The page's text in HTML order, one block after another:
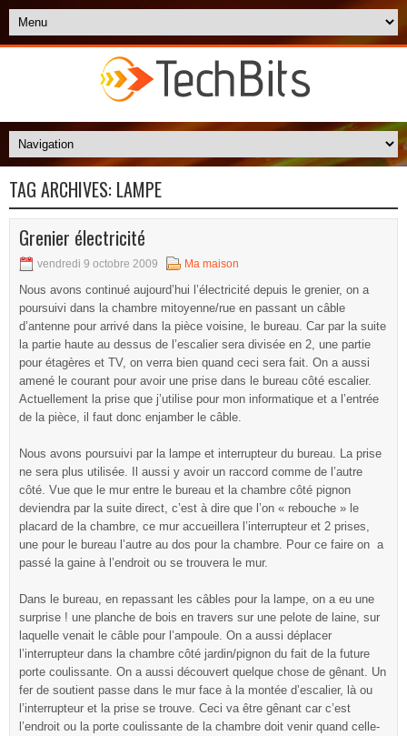
TAG ARCHIVES: LAMPE
Grenier électricité
vendredi 9 octobre 2009 Ma maison
Nous avons continué aujourd’hui l’électricité depuis le grenier, on a
poursuivi dans la chambre mitoyenne/rue en passant un câble
d’antenne pour arrivé dans la pièce voisine, le bureau. Car par la suite
la partie haute au dessus de l’escalier sera divisée en 2, une partie
pour étagères et TV, on verra bien quand ceci sera fait. On a aussi
amené le courant pour avoir une prise dans le bureau côté escalier.
Actuellement la prise que j’utilise pour mon informatique et a l’entrée
de la pièce, il faut donc enjamber le câble.
Nous avons poursuivi par la lampe et interrupteur du bureau. La prise
ne sera plus utilisée. Il aussi y avoir un raccord comme de l’autre
côté. Vue que le mur entre le bureau et la chambre côté pignon
deviendra par la suite direct, c’est à dire que l’on « rebouche » le
placard de la chambre, ce mur accueillera l’interrupteur et 2 prises,
une pour le bureau l’autre au dos pour la chambre. Pour ce faire on a
passé la gaine à l’endroit ou se trouvera le mur.
Dans le bureau, en repassant les câbles pour la lampe, on a eu une
surprise ! une planche de bois en travers sur une pelote de laine, sur
laquelle venait le câble pour l’ampoule. On a aussi déplacer
l’interrupteur dans la chambre côté jardin/pignon du fait de la future
porte coulissante. On a aussi découvert quelque chose de gênant. Un
fer de soutient passe dans le mur face à la montée d’escalier, là ou
l’interrupteur et la prise se trouve. Ceci va être gênant car c’est
l’endroit ou la porte coulissante de la chambre doit venir quand celle-